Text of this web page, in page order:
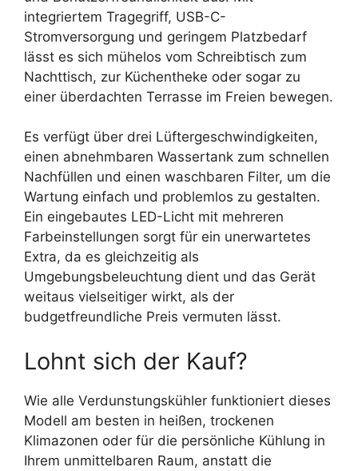
integriertem Tragegriff, USB-C-
Stromversorgung und geringem Platzbedarf
lässt es sich mühelos vom Schreibtisch zum
Nachttisch, zur Küchentheke oder sogar zu
einer überdachten Terrasse im Freien bewegen.
Es verfügt über drei Lüftergeschwindigkeiten,
einen abnehmbaren Wassertank zum schnellen
Nachfüllen und einen waschbaren Filter, um die
Wartung einfach und problemlos zu gestalten.
Ein eingebautes LED-Licht mit mehreren
Farbeinstellungen sorgt für ein unerwartetes
Extra, da es gleichzeitig als
Umgebungsbeleuchtung dient und das Gerät
weitaus vielseitiger wirkt, als der
budgetfreundliche Preis vermuten lässt.
Lohnt sich der Kauf?
Wie alle Verdunstungskühler funktioniert dieses
Modell am besten in heißen, trockenen
Klimazonen oder für die persönliche Kühlung in
Ihrem unmittelbaren Raum, anstatt die